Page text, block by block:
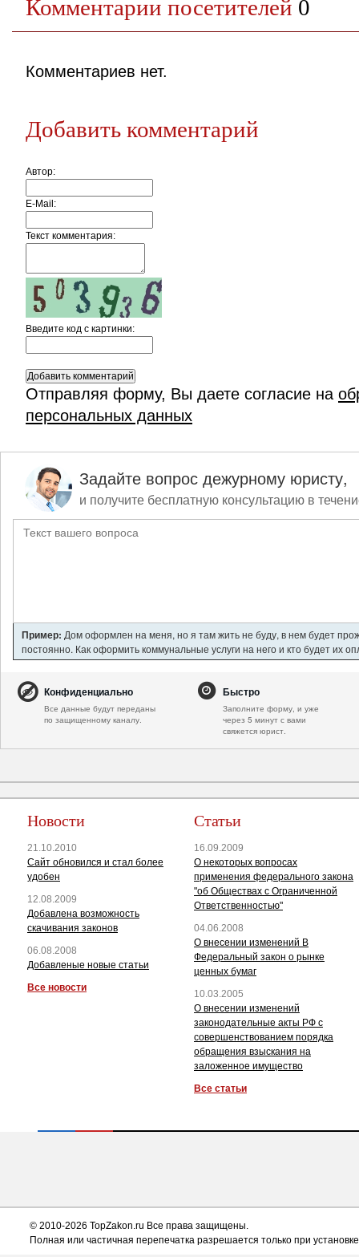
Комментарии посетителей 0
Комментариев нет.
Добавить комментарий
Автор:
E-Mail:
Текст комментария:
Введите код c картинки:
Отправляя форму, Вы даете согласие на
персональных данных
Задайте вопрос дежурному юристу,
и получите бесплатную консультацию в
Пример: Дом оформлен на меня, но я там жить не буду, в нем будет
постоянно. Как оформить коммунальные услуги на него и кто будет их
Конфиденциально
Все данные будут переданы
по защищенному каналу.
Быстро
Заполните форму, и уже
через 5 минут с вами
свяжется юрист.
Новости
21.10.2010
Сайт обновился и стал более
удобен
12.08.2009
Добавлена возможность
скачивания законов
06.08.2008
Добавленые новые статьи
Все новости
Статьи
16.09.2009
О некоторых вопросах
применения федерального закона
"об Обществах с Ограниченной
Ответственностью"
04.06.2008
О внесении изменений В
Федеральный закон о рынке
ценных бумаг
10.03.2005
О внесении изменений
законодательные акты РФ с
совершенствованием порядка
обращения взыскания на
заложенное имущество
Все статьи
© 2010-2026 TopZakon.ru Все права защищены.
Полная или частичная перепечатка разрешается только при